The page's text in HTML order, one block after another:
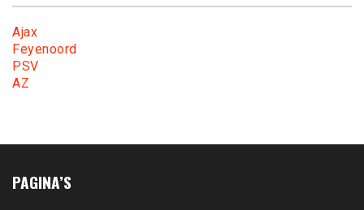
Ajax
Feyenoord
PSV
AZ
PAGINA’S